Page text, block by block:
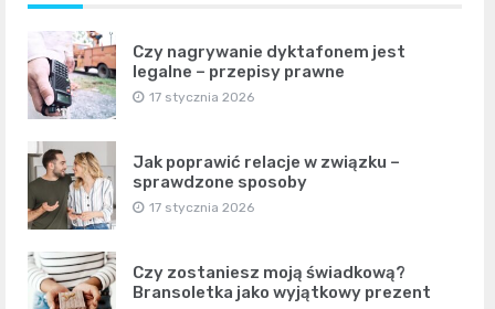
Czy nagrywanie dyktafonem jest
legalne – przepisy prawne
17 stycznia 2026
Jak poprawić relacje w związku –
sprawdzone sposoby
17 stycznia 2026
Czy zostaniesz moją świadkową?
Bransoletka jako wyjątkowy prezent